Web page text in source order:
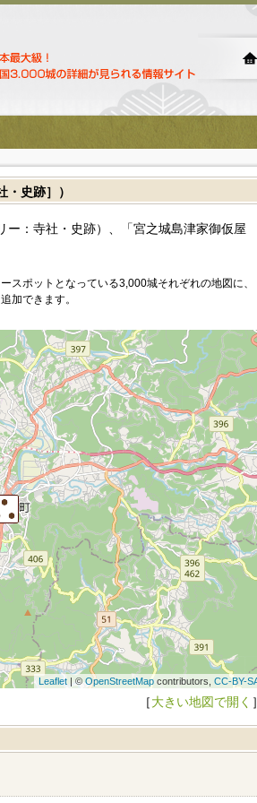
・史跡］）
：寺社・史跡）、「宮之城島津家御仮屋
スポットとなっている3,000城それぞれの地図に、
加できます。
Leaflet| © OpenStreetMapcontributors, CC-BY-
［大きい地図で開く ］